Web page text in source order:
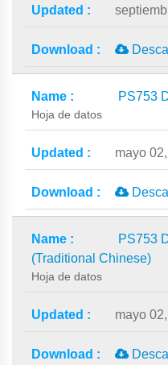
PS753
Hoja de datos
mayo
PS753
(Traditional Chinese)
Hoja de datos
mayo